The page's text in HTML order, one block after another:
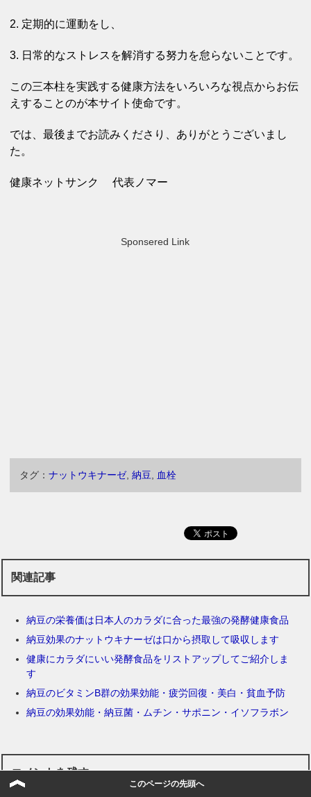
2. 定期的に運動をし、
3. 日常的なストレスを解消する努力を怠らないことです。
この三本柱を実践する健康方法をいろいろな視点からお伝
えすることのが本サイト使命です。
では、最後までお読みくださり、ありがとうございまし
た。
健康ネットサンク 代表ノマー
Sponsered Link
タグ：ナットウキナーゼ,納豆, 血栓
関連記事
納豆の栄養価は日本人のカラダに合った最強の発酵健康食品
納豆効果のナットウキナーゼは口から摂取して吸収します
健康にカラダにいい発酵食品をリストアップしてご紹介しま
す
納豆のビタミンB群の効果効能・疲労回復・美白・貧血予防
納豆の効果効能・納豆菌・ムチン・サポニン・イソフラボン
コメントを残す
このページの先頭へ